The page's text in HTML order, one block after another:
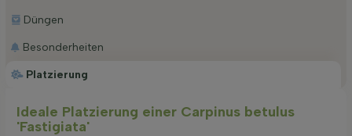
Platzierung
Düngen
Besonderheiten
Ideale Platzierung einer Carpinus betulus
'Fastigiata'